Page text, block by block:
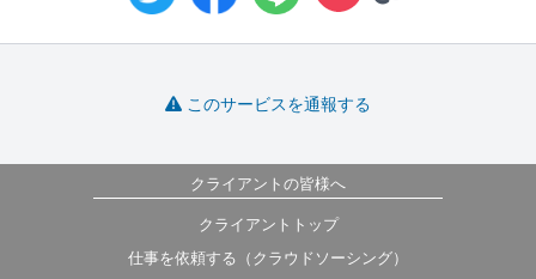
このサービスを通報する
クライアントの皆様へ
クライアントトップ
仕事を依頼する（クラウドソーシング）